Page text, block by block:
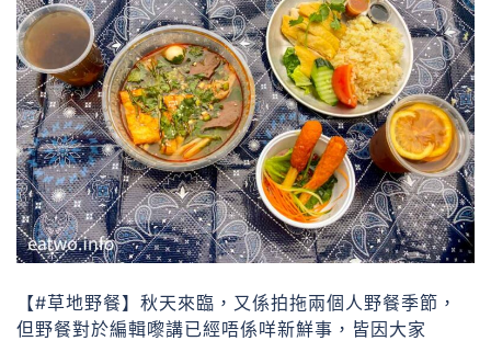
【#草地野餐】秋天來臨，又係拍拖兩個人野餐季節，
但野餐對於編輯嚟講已經唔係咩新鮮事，皆因大家